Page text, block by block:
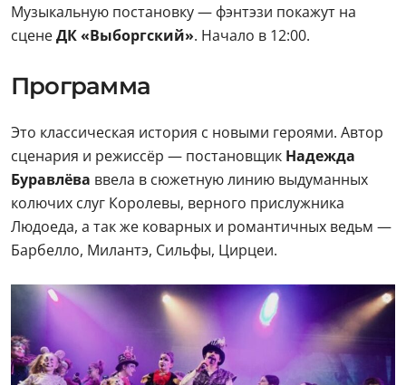
Музыкальную постановку — фэнтэзи покажут на
сценеДК «Выборгский». Начало в 12:00.
Программа
Это классическая история с новыми героями. Автор
сценария и режиссёр — постановщик Надежда
Буравлёва ввела в сюжетную линию выдуманных
колючих слуг Королевы, верного прислужника
Людоеда, а так же коварных и романтичных ведьм —
Барбелло, Милантэ, Сильфы, Цирцеи.